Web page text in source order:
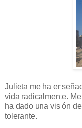
Julieta me ha
vida radicalmente.
ha dado una visión
tolerante.